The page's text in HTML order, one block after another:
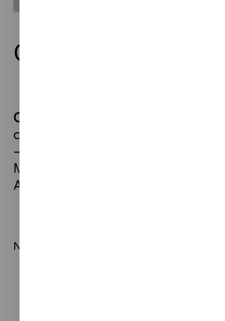
Càntir blau
Càntir blau
cuina o el teu racó preferit de casa.
–
Modelat i pintada a mà. Peça única.
Alçada: 10 cm
NOMÉS QUEDEN 1 UNITATS